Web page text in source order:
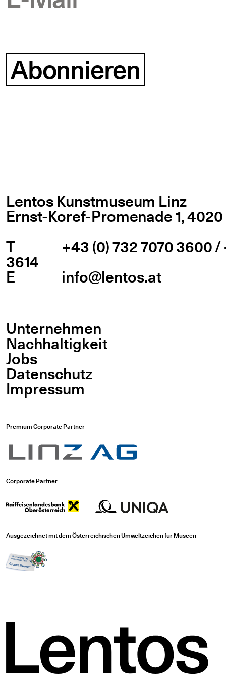
Abonnieren
Lentos Kunstmuseum Linz
Ernst-Koref-Promenade 1,
T
+43 (0) 732 7070 3600 /
3614
E info@lentos.at
Unternehmen
Nachhaltigkeit
Jobs
Datenschutz
Impressum
Premium Corporate Partner
Corporate Partner
Ausgezeichnet mit dem Österreichischen Umweltzeichen für Museen